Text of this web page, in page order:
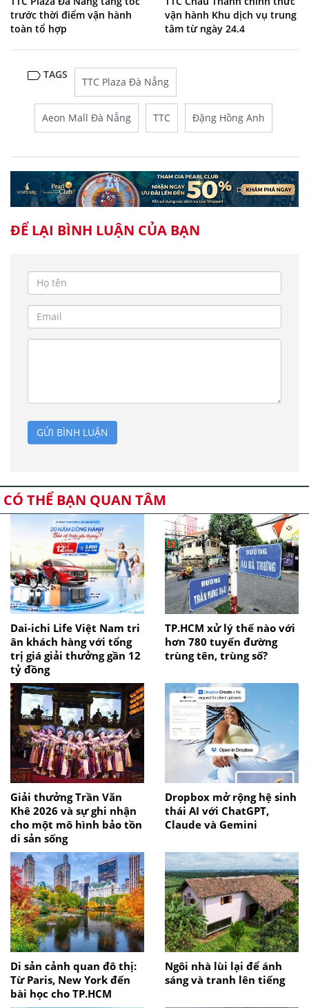
trước thời điểm vận hành
toàn tổ hợp
vận hành Khu dịch vụ trung
tâm từ ngày 24.4
TAGS
TTC Plaza Đà Nẵng
Aeon Mall Đà Nẵng TTC Đặng Hồng Anh
ĐỂ LẠI BÌNH LUẬN CỦA BẠN
GỬI BÌNH LUẬN
CÓ THỂ BẠN QUAN TÂM
Dai-ichi Life Việt Nam tri
ân khách hàng với tổng
trị giá giải thưởng gần 12
tỷ đồng
TP.HCM xử lý thế nào với
hơn 780 tuyến đường
trùng tên, trùng số?
Giải thưởng Trần Văn
Khê 2026 và sự ghi nhận
cho một mô hình bảo tồn
di sản sống
Dropbox mở rộng hệ sinh
thái AI với ChatGPT,
Claude và Gemini
Di sản cảnh quan đô thị:
Từ Paris, New York đến
bài học cho TP.HCM
Ngôi nhà lùi lại để ánh
sáng và tranh lên tiếng